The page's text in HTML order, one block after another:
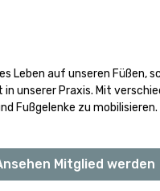
Leben auf unseren Füßen,
unserer Praxis. Mit
Fußgelenke zu mobilisieren.
Mitglied werden